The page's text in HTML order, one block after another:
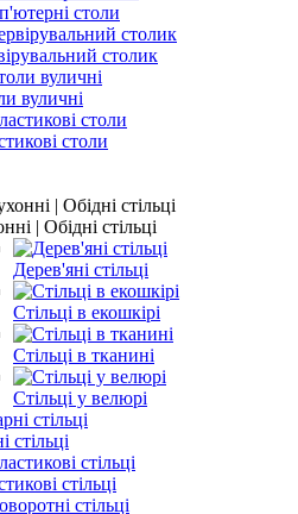
столи
столик
вуличні
столи
| Обідні стільці
Дерев'яні стільці
Стільці в екошкірі
Стільці в тканині
Стільці у велюрі
стільці
стільці